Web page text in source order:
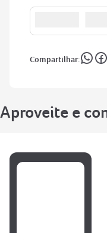
Aproveite e